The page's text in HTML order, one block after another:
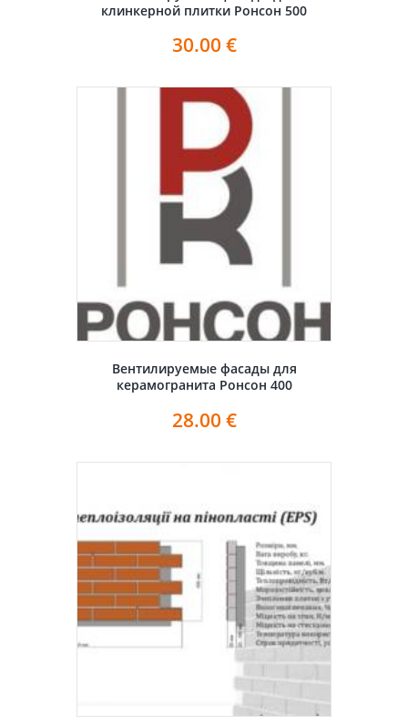
клинкерной плитки Ронсон 500
30.00 €
Вентилируемые фасады для
керамогранита Ронсон 400
28.00 €